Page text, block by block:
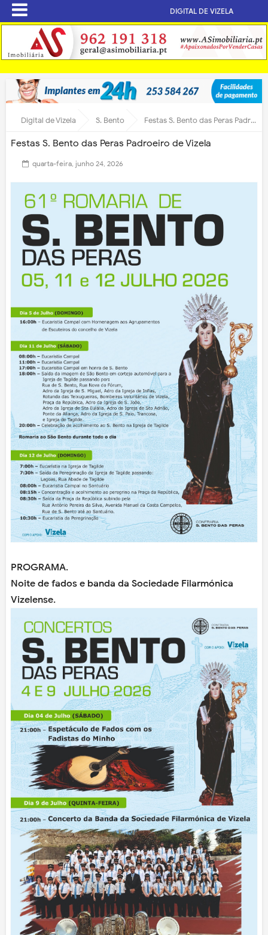
DIGITAL DE VIZELA
Digital de Vizela S. Bento Festas S. Bento das Peras Padroeiro de Vizela
Festas S. Bento das Peras Padroeiro de Vizela
quarta-feira, junho 24, 2026
PROGRAMA.
Noite de fados e banda da Sociedade Filarmónica
Vizelense.